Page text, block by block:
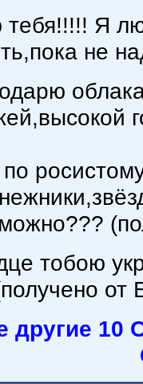
Я
не
тобою
от
другие 10